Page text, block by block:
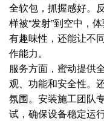
全软包，抓握感好。
样被“发射”到空中，
有趣味性，还能让不
作能力。
服务方面，蜜动提供
观、功能和安全性。
氛围。安装施工团队
试，确保设备稳定运